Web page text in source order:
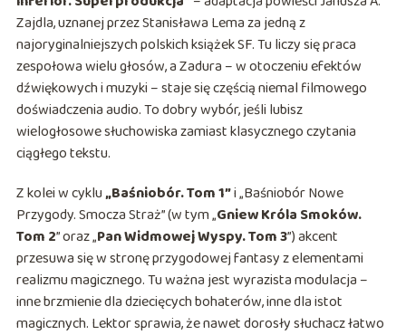
Zajdla, uznanej przez Stanisława Lema za jedną z
najoryginalniejszych polskich książek SF. Tu liczy się praca
zespołowa wielu głosów, a Zadura – w otoczeniu efektów
dźwiękowych i muzyki – staje się częścią niemal filmowego
doświadczenia audio. To dobry wybór, jeśli lubisz
wielogłosowe słuchowiska zamiast klasycznego czytania
ciągłego tekstu.
Z kolei w cyklu„Baśniobór. Tom 1”i „Baśniobór Nowe
Przygody. Smocza Straż” (w tym „Gniew Króla Smoków.
Tom 2” oraz „Pan Widmowej Wyspy. Tom 3”) akcent
przesuwa się w stronę przygodowej fantasy z elementami
realizmu magicznego. Tu ważna jest wyrazista modulacja –
inne brzmienie dla dziecięcych bohaterów, inne dla istot
magicznych. Lektor sprawia, że nawet dorosły słuchacz łatwo